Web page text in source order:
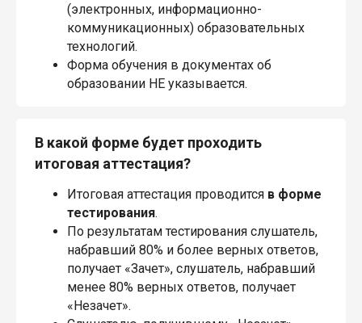
(электронных, информационно-
коммуникационных) образовательных
технологий.
Форма обучения в документах об
образовании НЕ указывается.
В какой форме будет проходить
итоговая аттестация?
Итоговая аттестация проводится в форме
тестирования.
По результатам тестирования слушатель,
набравший 80% и более верных ответов,
получает «Зачет», слушатель, набравший
менее 80% верных ответов, получает
«Незачет».